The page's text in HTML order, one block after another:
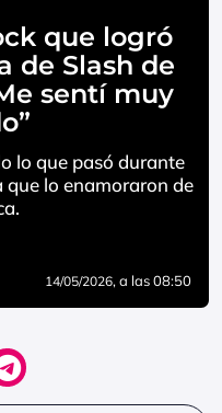
que logró
de Slash de
sentí muy
lo que pasó durante
que lo enamoraron de
14/05/2026, a las 08:50